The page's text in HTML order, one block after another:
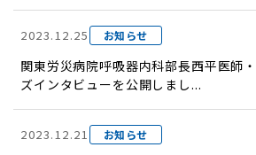
2023.12.25 お知らせ
関東労災病院呼吸器内科部長西平医師
ズインタビューを公開しまし...
2023.12.21 お知らせ